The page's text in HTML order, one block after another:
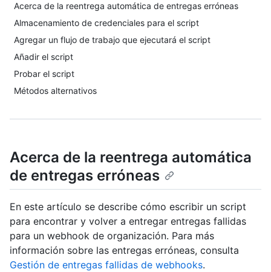
Acerca de la reentrega automática de entregas erróneas
Almacenamiento de credenciales para el script
Agregar un flujo de trabajo que ejecutará el script
Añadir el script
Probar el script
Métodos alternativos
Acerca de la reentrega automática
de entregas erróneas
En este artículo se describe cómo escribir un script
para encontrar y volver a entregar entregas fallidas
para un webhook de organización. Para más
información sobre las entregas erróneas, consulta
Gestión de entregas fallidas de webhooks.